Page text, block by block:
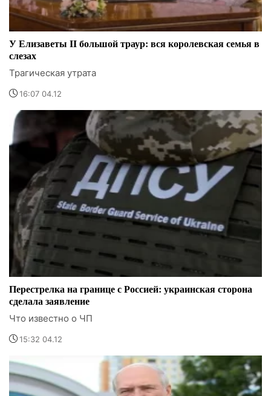
У Елизаветы II большой траур: вся королевская семья в
слезах
Трагическая утрата
16:07 04.12
Перестрелка на границе с Россией: украинская сторона
сделала заявление
Что известно о ЧП
15:32 04.12